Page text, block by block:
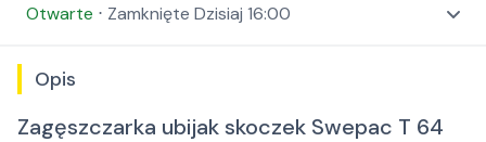
Otwarte ⋅ Zamknięte Dzisiaj 16:00
Opis
Zagęszczarka ubijak skoczek Swepac T 64